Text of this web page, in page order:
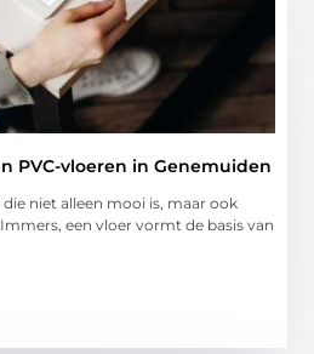
PVC-vloeren in Genemuiden
niet alleen mooi is, maar ook
een vloer vormt de basis van